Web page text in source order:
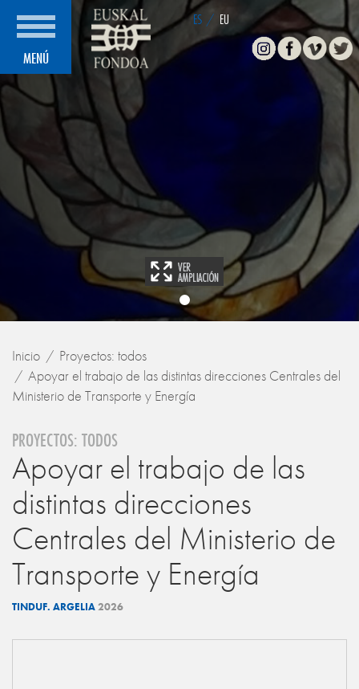
MENÚ
ES / EU
InstagramFacebook
Vimeo
Inicio
Proyectos: todos
Apoyar el trabajo de las distintas direcciones Centrales del
Ministerio de Transporte y Energía
PROYECTOS: TODOS
Apoyar el trabajo de las
distintas direcciones
Centrales del Ministerio de
Transporte y Energía
TINDUF. ARGELIA2026